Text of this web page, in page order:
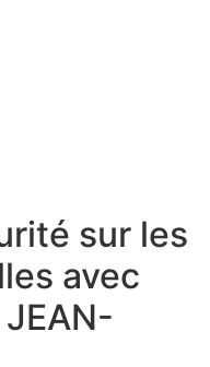
sur les
avec
JEAN-